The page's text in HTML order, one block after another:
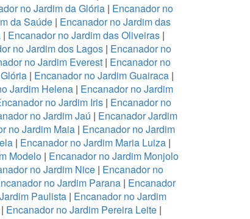
no Jardim da Glória| Encanador no
da Saúde| Encanador no Jardim das
| Encanador no Jardim das Oliveiras |
no Jardim dos Lagos | Encanador no
no Jardim Everest | Encanador no
| Encanador no Jardim Guairaca|
Jardim Helena | Encanador no Jardim
no Jardim Iris| Encanador no
no Jardim Jaú | Encanador Jardim
no Jardim Maia | Encanador no Jardim
| Encanador no Jardim Maria Luiza |
Modelo| Encanador no Jardim Monjolo
no Jardim Nice| Encanador no
no Jardim Parana| Encanador
Paulista | Encanador no Jardim
Encanador no Jardim Pereira Leite|